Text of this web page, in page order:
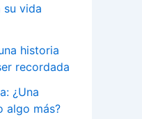
su vida
historia
recordada
¿Una
algo más?